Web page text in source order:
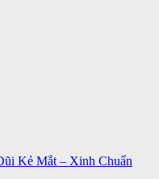
Kẻ Mắt – Xinh Chuẩn